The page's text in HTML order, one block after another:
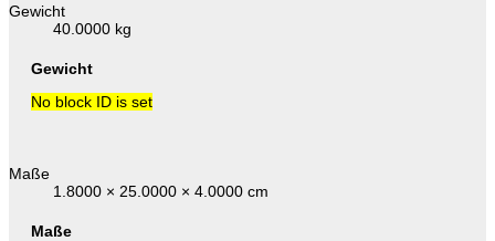
Gewicht
40.0000 kg
Gewicht
No block ID is set
Maße
1.8000 × 25.0000 × 4.0000 cm
Maße